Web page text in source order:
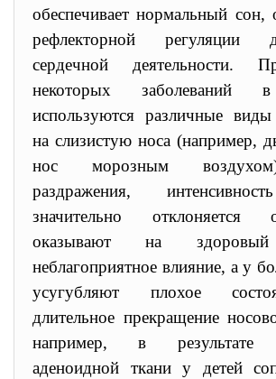
обеспечивает нормальный сон,
рефлекторной
сердечной деятельности.
некоторых заболеваний
используются различные виды
на слизистую носа (например,
нос морозным
раздражения,
значительно
оказывают на здоровый
неблагоприятное влияние, а у
усугубляют плохое
длительное прекращение
например, в результате
аденоидной ткани у детей